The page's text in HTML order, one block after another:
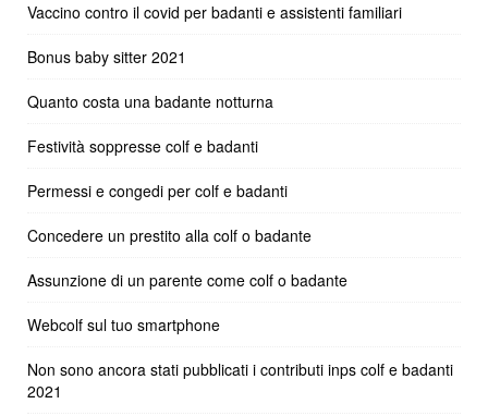
Vaccino contro il covid per badanti e assistenti familiari
Bonus baby sitter 2021
Quanto costa una badante notturna
Festività soppresse colf e badanti
Permessi e congedi per colf e badanti
Concedere un prestito alla colf o badante
Assunzione di un parente come colf o badante
Webcolf sul tuo smartphone
Non sono ancora stati pubblicati i contributi inps colf e badanti
2021